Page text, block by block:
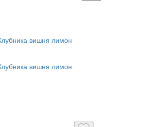
вишня лимон
вишня лимон